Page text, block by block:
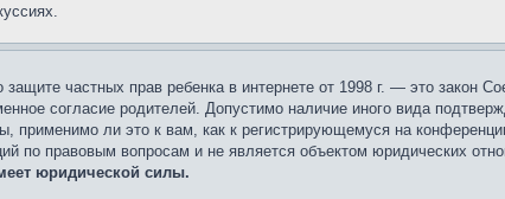
частных прав ребенка в интернете от 1998 г. — это закон
согласие родителей. Допустимо наличие иного вида
применимо ли это к вам, как к регистрирующемуся на
по правовым вопросам и не является объектом юридических
юридической силы.